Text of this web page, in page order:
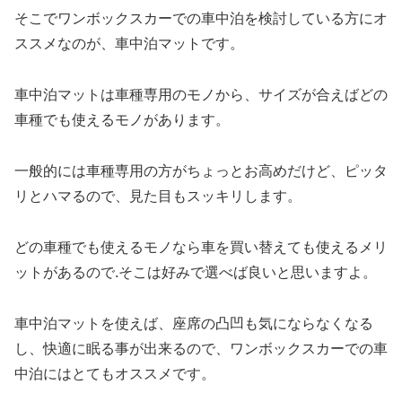
そこでワンボックスカーでの車中泊を検討している方にオ
ススメなのが、車中泊マットです。
車中泊マットは車種専用のモノから、サイズが合えばどの
車種でも使えるモノがあります。
一般的には車種専用の方がちょっとお高めだけど、ピッタ
リとハマるので、見た目もスッキリします。
どの車種でも使えるモノなら車を買い替えても使えるメリ
ットがあるので.そこは好みで選べば良いと思いますよ。
車中泊マットを使えば、座席の凸凹も気にならなくなる
し、快適に眠る事が出来るので、ワンボックスカーでの車
中泊にはとてもオススメです。